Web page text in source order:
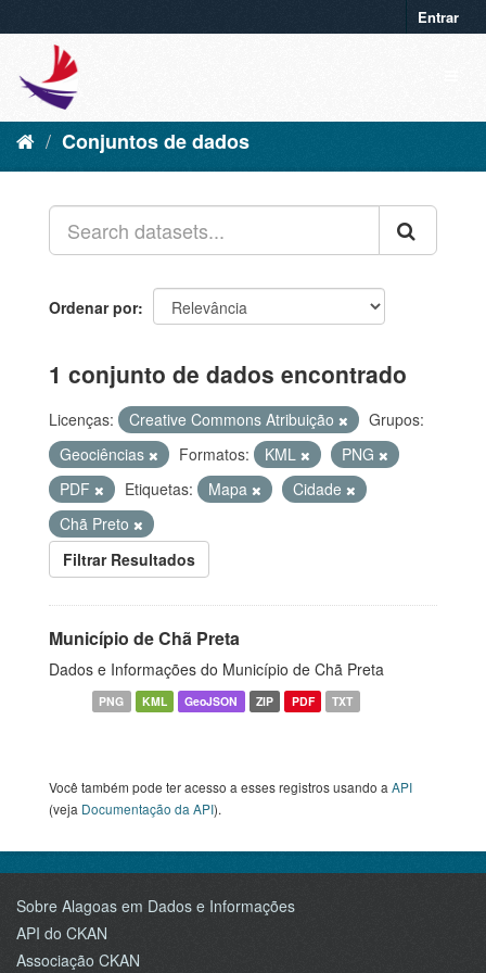
Entrar
Conjuntos de dados
Ordenar por
1 conjunto de dados encontrado
Licenças: Creative Commons Atribuição
Grupos:
Geociências
Formatos: KML
PNG
PDF
Etiquetas: Mapa
Cidade
Chã Preto
Filtrar Resultados
Município de Chã Preta
Dados e Informações do Município de Chã Preta
PNG KML GeoJSON ZIP PDF TXT
Você também pode ter acesso a esses registros usando a API
(veja Documentação da API).
Sobre Alagoas em Dados e Informações
API do CKAN
Associação CKAN